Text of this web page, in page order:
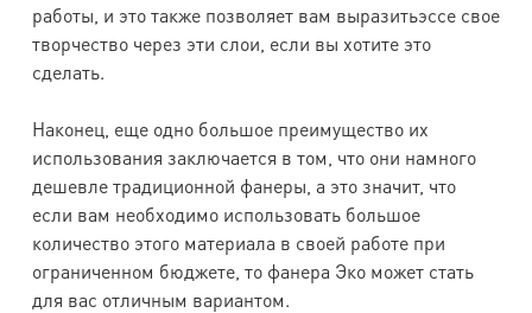
работы, и это также позволяет вам выразитьэссе свое
творчество через эти слои, если вы хотите это
сделать.
Наконец, еще одно большое преимущество их
использования заключается в том, что они намного
дешевле традиционной фанеры, а это значит, что
если вам необходимо использовать большое
количество этого материала в своей работе при
ограниченном бюджете, то фанера Эко может стать
для вас отличным вариантом.